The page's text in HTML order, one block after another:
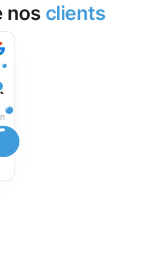
nos clients
!